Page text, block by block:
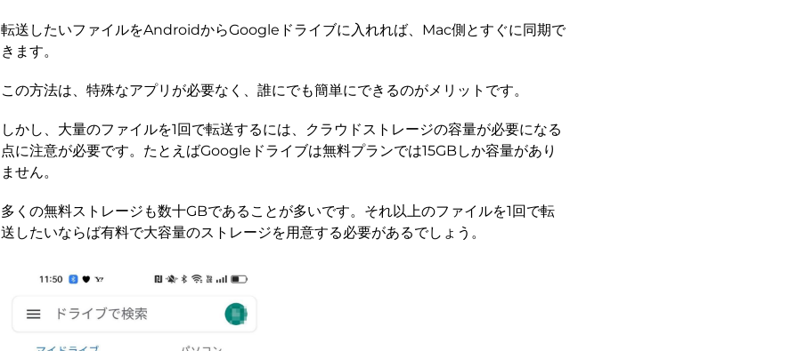
転送したいファイルをAndroidからGoogleドライブに入れれば、Mac側とすぐに同期で
きます。
この方法は、特殊なアプリが必要なく、誰にでも簡単にできるのがメリットです。
しかし、大量のファイルを1回で転送するには、クラウドストレージの容量が必要になる
点に注意が必要です。たとえばGoogleドライブは無料プランでは15GBしか容量があり
ません。
多くの無料ストレージも数十GBであることが多いです。それ以上のファイルを1回で転
送したいならば有料で大容量のストレージを用意する必要があるでしょう。